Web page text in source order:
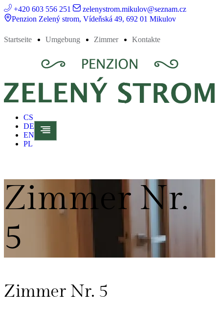
+420 603 556 251
zelenystrom.mikulov@seznam.cz
Penzion Zelený strom, Vídeňská 49, 692 01 Mikulov
Startseite Umgebung Zimmer Kontakte
CS
DE
EN
PL
Zimmer Nr.
5
Zimmer Nr. 5